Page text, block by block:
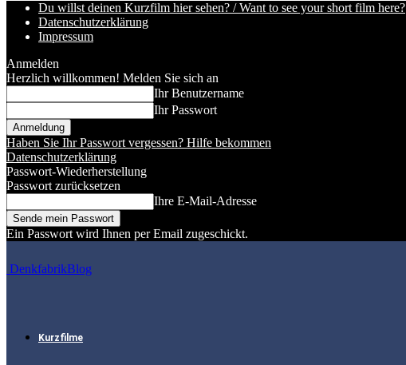
Du willst deinen Kurzfilm hier sehen? / Want to see your short film here?
Datenschutzerklärung
Impressum
Anmelden
Herzlich willkommen! Melden Sie sich an
Ihr Benutzername
Ihr Passwort
Haben Sie Ihr Passwort vergessen? Hilfe bekommen
Datenschutzerklärung
Passwort-Wiederherstellung
Passwort zurücksetzen
Ihre E-Mail-Adresse
Ein Passwort wird Ihnen per Email zugeschickt.
DenkfabrikBlog
Kurzfilme